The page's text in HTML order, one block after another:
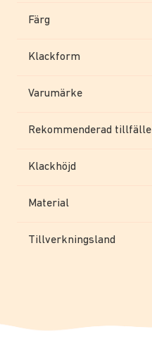
Färg
Klackform
Varumärke
Rekommenderad tillfälle
Klackhöjd
Material
Tillverkningsland